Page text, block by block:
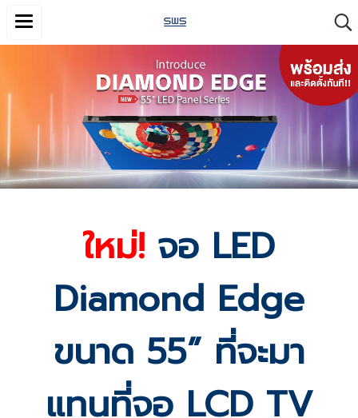
ใหม่! จอ LED
Diamond Edge
ขนาด 55” ที่จะมา
แทนที่จอ LCD TV